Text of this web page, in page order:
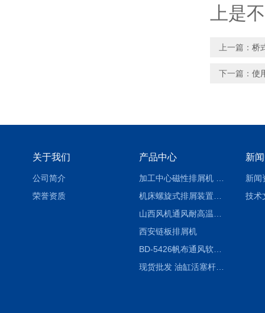
上是
上一篇： 桥
下一篇： 使
关于我们
公司简介
荣誉资质
产品中心
西安链板排屑机
BD-5426帆布通风软连接水泥布袋陕西生产厂家
现货批发 油缸活塞杆圆形保护套
新
新闻
技术